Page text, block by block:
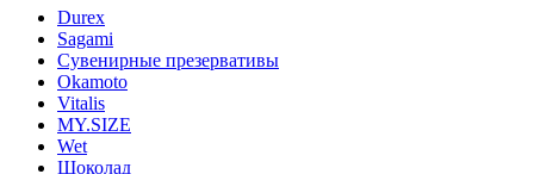
Durex
Sagami
Сувенирные презервативы
Okamoto
Vitalis
MY.SIZE
Wet
Шоколад